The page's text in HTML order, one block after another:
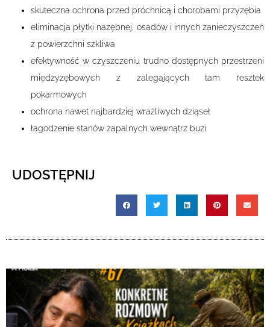
skuteczna ochrona przed próchnicą i chorobami przyzębia
eliminacja płytki nazębnej, osadów i innych zanieczyszczeń
z powierzchni szkliwa
efektywność w czyszczeniu trudno dostępnych przestrzeni
międzyzębowych z zalegających tam resztek
pokarmowych
ochrona nawet najbardziej wrażliwych dziąseł
łagodzenie stanów zapalnych wewnątrz buzi
UDOSTĘPNIJ